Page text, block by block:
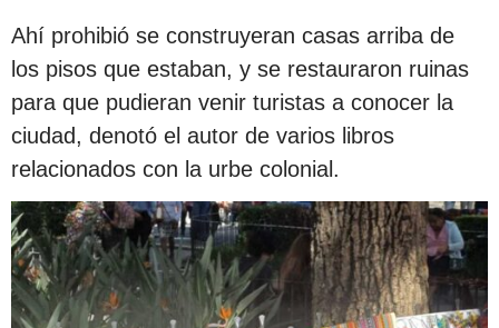
Ahí prohibió se construyeran casas arriba de
los pisos que estaban, y se restauraron ruinas
para que pudieran venir turistas a conocer la
ciudad, denotó el autor de varios libros
relacionados con la urbe colonial.